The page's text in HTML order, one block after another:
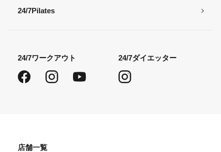
24/7ワークアウト
FacebookInstagram
24/7ダイエッター
24/7Pilates
店舗一覧